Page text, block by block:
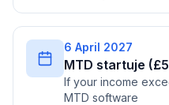
6 April 2027
MTD startuje
If your income
MTD software